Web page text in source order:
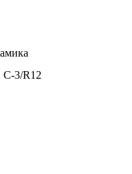
C-3/R12